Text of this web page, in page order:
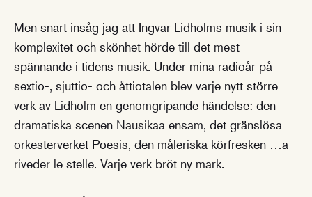
Men snart insåg jag att Ingvar Lidholms musik i sin
komplexitet och skönhet hörde till det mest
spännande i tidens musik. Under mina radioår på
sextio-, sjuttio- och åttiotalen blev varje nytt större
verk av Lidholm en genomgripande händelse: den
dramatiska scenen Nausikaa ensam, det gränslösa
orkesterverket Poesis, den måleriska körfresken …a
riveder le stelle. Varje verk bröt ny mark.